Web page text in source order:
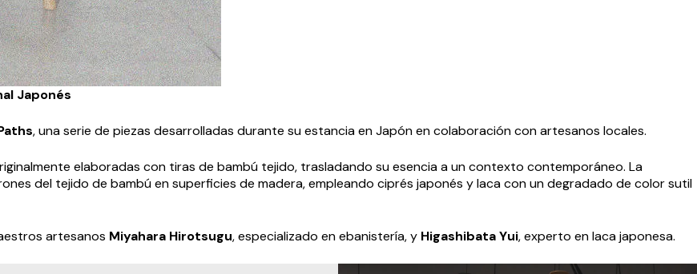
Japonés
, una serie de piezas desarrolladas durante su estancia en Japón en colaboración con artesanos locales.
elaboradas con tiras de bambú tejido, trasladando su esencia a un contexto contemporáneo. La
del tejido de bambú en superficies de madera, empleando ciprés japonés y laca con un degradado de color sutil
artesanos Miyahara Hirotsugu, especializado en ebanistería, y Higashibata Yui, experto en laca japonesa.